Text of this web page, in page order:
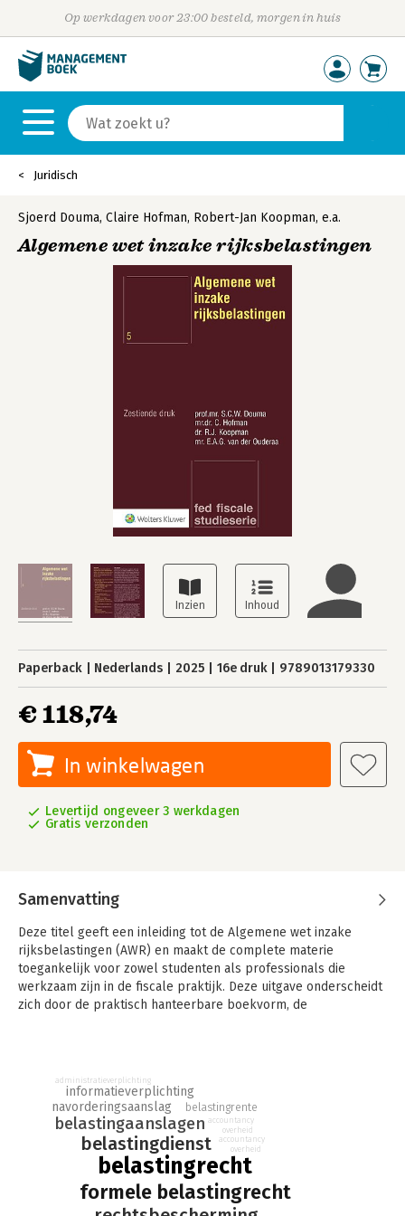
Op werkdagen voor 23:00 besteld, morgen in huis
Juridisch
Sjoerd Douma, Claire Hofman, Robert-Jan Koopman, e.a.
Algemene wet inzake rijksbelastingen
Paperback Nederlands 2025 16e druk 9789013179330
€ 118,74
In winkelwagen
Levertijd ongeveer 3 werkdagen
Gratis verzonden
Samenvatting
Deze titel geeft een inleiding tot de Algemene wet inzake
rijksbelastingen (AWR) en maakt de complete materie
toegankelijk voor zowel studenten als professionals die
werkzaam zijn in de fiscale praktijk. Deze uitgave onderscheidt
zich door de praktisch hanteerbare boekvorm, de
beschrijving van het formele belastingrecht. De titel behandelt
de rechten en verplichtingen van de burger tegenover de
fiscus als het gaat om de vaststelling van de belastingschuld.
Bovendien is dit handboek helder over de verhouding tussen
het bijzondere fiscale bestuursrecht van de AWR en het
algemene bestuursrecht van de Awb. En er is veel aandacht
voor de rechtsbescherming van de burger.
belastingrecht
formele belastingrecht
belastingdienst
belastingaanslagen
navorderingsaanslag
informatieverplichting
belastingrente
accountancy
overheid
accountancy
overheid
administratieverplichting